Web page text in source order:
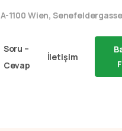
A-1100 Wien,
Soru –
Cevap
İletişim